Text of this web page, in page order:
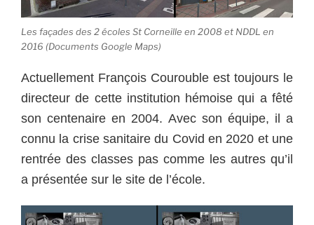
Les façades des 2 écoles St Corneille en 2008 et NDDL en
2016 (Documents Google Maps)
Actuellement François Courouble est toujours le
directeur de cette institution hémoise qui a fêté
son centenaire en 2004. Avec son équipe, il a
connu la crise sanitaire du Covid en 2020 et une
rentrée des classes pas comme les autres qu’il
a présentée sur le site de l’école.